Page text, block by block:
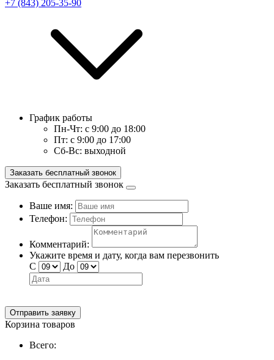
+7 (843) 205-35-90
График работы
Пн-Чт: с 9:00 до 18:00
Пт: с 9:00 до 17:00
Сб-Вс: выходной
Заказать бесплатный звонок
Заказать бесплатный звонок
Ваше имя:
Телефон:
Комментарий:
Укажите время и дату, когда вам перезвонить
С
До
Отправить заявку
Корзина товаров
Всего: